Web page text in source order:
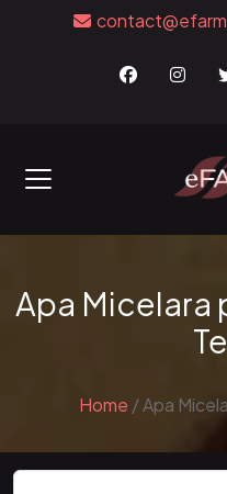
Apa Micelara
Home / Apa